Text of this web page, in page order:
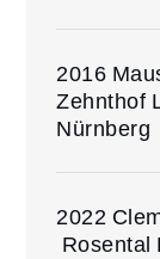
2016
Zehnthof
Nürnberg
2022
Rosental